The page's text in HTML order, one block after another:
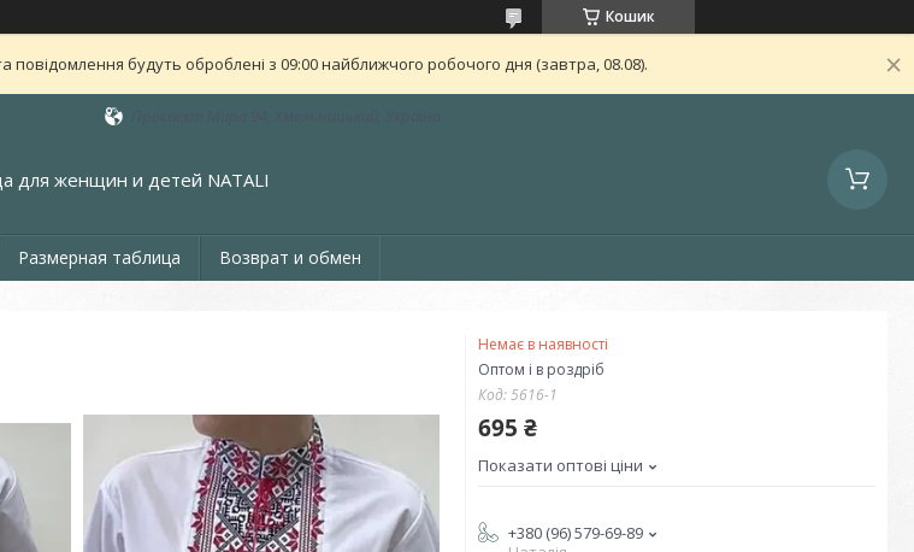
Кошик
повідомлення будуть оброблені з 09:00 найближчого робочого дня (завтра, 08.08).
для женщин и детей NATALI
Размерная таблица Возврат и обмен
Немає в наявності
Оптом і в роздріб
Код:5616-1
695 ₴
Показати оптові ціни
+380 (96) 579-69-89